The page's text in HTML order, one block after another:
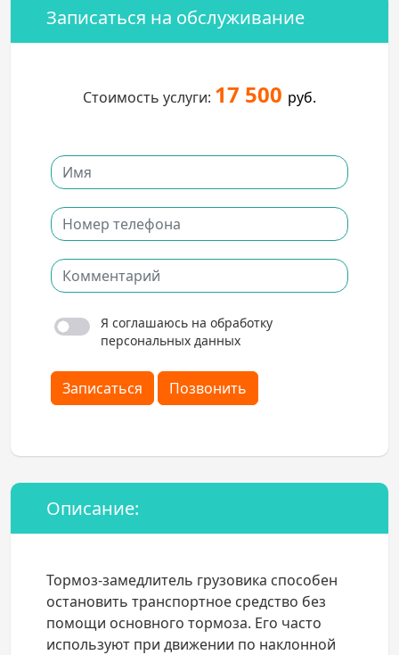
Записаться на обслуживание
Стоимость услуги: 17 500 руб.
Я соглашаюсь на обработку
персональных данных
Записаться Позвонить
Описание:
Тормоз-замедлитель грузовика способен
остановить транспортное средство без
помощи основного тормоза. Его часто
используют при движении по наклонной